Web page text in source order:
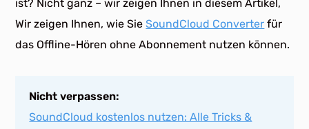
ist? Nicht ganz – wir zeigen Ihnen in diesem Artikel,
Wir zeigen Ihnen, wie SieSoundCloud Converter für
das Offline-Hören ohne Abonnement nutzen können.
Nicht verpassen:
SoundCloud kostenlos nutzen: Alle Tricks &